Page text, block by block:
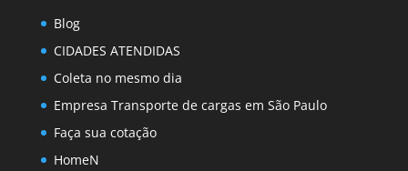
Blog
CIDADES ATENDIDAS
Coleta no mesmo dia
Empresa Transporte de cargas em São Paulo
Faça sua cotação
HomeN